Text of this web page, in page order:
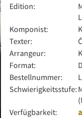
Edition:
Komponist:
Texter:
Arrangeur:
Format:
Bestellnummer:
Schwierigkeitsstufe:
Verfügbarkeit: